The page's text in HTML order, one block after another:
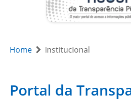
Home Institucional
Portal da